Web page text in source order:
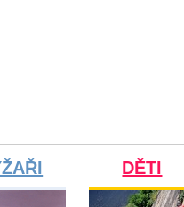
DĚTI